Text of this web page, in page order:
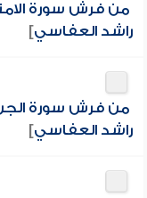
من فرش سورة
راشد العفاسي]
من فرش سورة
راشد العفاسي]